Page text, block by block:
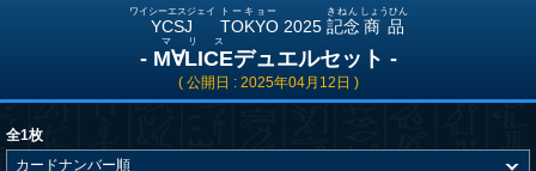
YCSJ
ワイシーエスジェイ
TOKYO
トーキョー
2025 記念
きねん
商品
しょうひん
- M∀LICE
マリス
デュエルセット -
( 公開日 : 2025年04月12日 )
全1枚